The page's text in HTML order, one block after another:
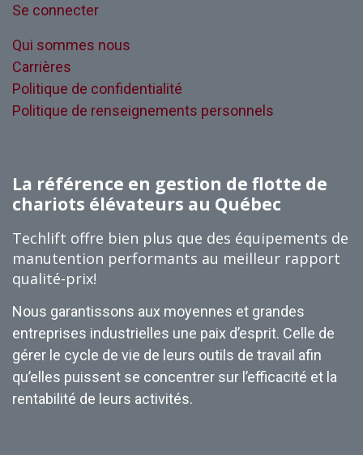
Se connecter
Qui sommes nous
Carrières
Politique de confidentialité
Politique de renseignements personnels
La référence en gestion de flotte de
chariots élévateurs au Québec
Techlift offre bien plus que des équipements de
manutention performants au meilleur rapport
qualité-prix!
Nous garantissons aux moyennes et grandes
entreprises industrielles une paix d’esprit. Celle de
gérer le cycle de vie de leurs outils de travail afin
qu’elles puissent se concentrer sur l’efficacité et la
rentabilité de leurs activités.